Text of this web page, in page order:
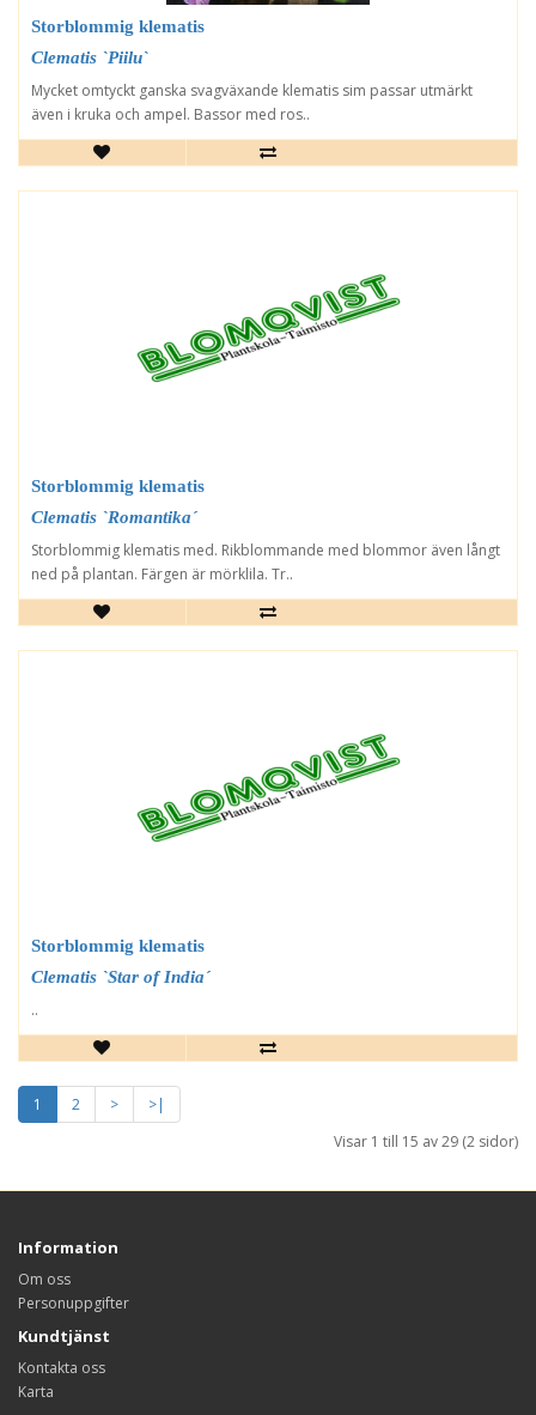
Storblommig klematis
Clematis `Piilu`
Mycket omtyckt ganska svagväxande klematis sim passar utmärkt
även i kruka och ampel. Bassor med ros..
Storblommig klematis
Clematis `Romantika´
Storblommig klematis med. Rikblommande med blommor även långt
ned på plantan. Färgen är mörklila. Tr..
Storblommig klematis
Clematis `Star of India´
..
1 2 >
>|
Visar 1 till 15 av 29 (2 sidor)
Information
Om oss
Personuppgifter
Kundtjänst
Kontakta oss
Karta